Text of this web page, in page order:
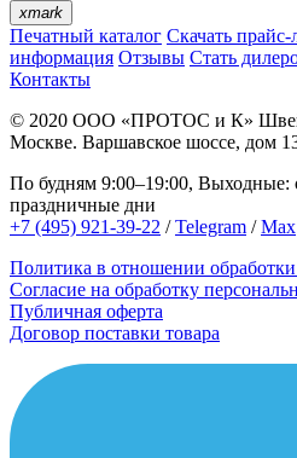
xmark
Печатный каталог Скачать прайс-
информация Отзывы Стать
Контакты
© 2020 ООО «ПРОТОС и К»
Москве. Варшавское шоссе, дом
По будням 9:00–19:00, Выходные:
праздничные дни
+7 (495) 921-39-22 /Telegram /Max
Политика в отношении
Согласие на обработку
Публичная оферта
Договор поставки товара